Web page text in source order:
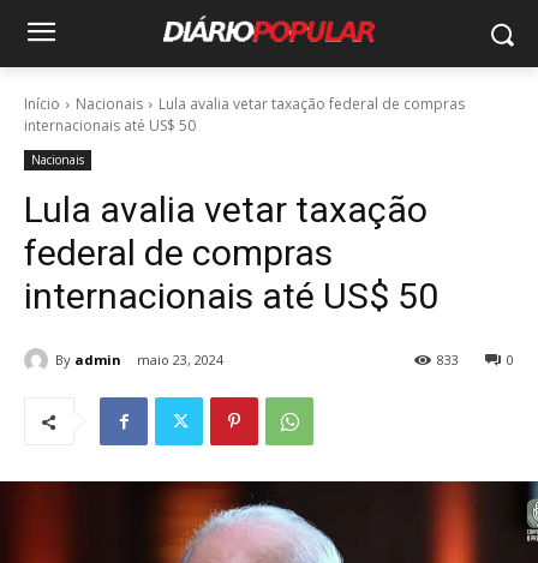
Início Nacionais
Lula avalia vetar taxação federal de compras
internacionais até US$ 50
Nacionais
Lula avalia vetar taxação
federal de compras
internacionais até US$ 50
By admin maio 23, 2024 0
833